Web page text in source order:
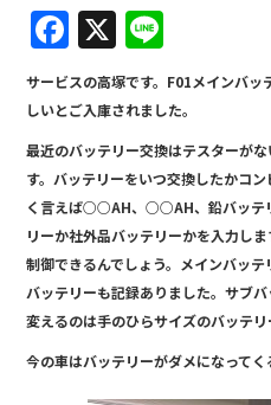
F
a
c
e
b
o
o
k
X
n
e
サービスの高塚です。F01メインバ
しいとご入庫されました。
最近のバッテリー交換はテスターが
す。バッテリーをいつ交換したかコ
く言えば○○AH、○○AH、鉛バッテ
リーか社外品バッテリーかを入力し
制御できるんでしょう。メインバッ
バッテリーも記録ありました。サブ
変えるのは手のひらサイズのバッテリ
今の車はバッテリーがダメになって